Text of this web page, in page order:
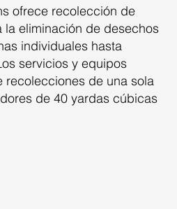
ofrece recolección de
eliminación de desechos
individuales hasta
servicios y equipos
recolecciones de una sola
de 40 yardas cúbicas